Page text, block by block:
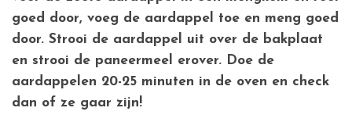
goed door, voeg de aardappel toe en meng goed
door. Strooi de aardappel uit over de bakplaat
en strooi de paneermeel erover. Doe de
aardappelen 20-25 minuten in de oven en check
dan of ze gaar zijn!